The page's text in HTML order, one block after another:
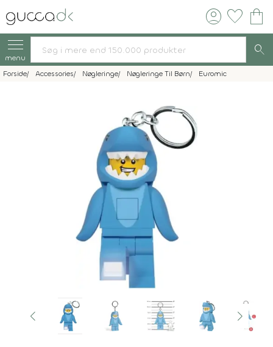
account_circle favorite shopping_bag
menu search
Forside Accessories Nøgleringe Nøgleringe Til Børn Euromic